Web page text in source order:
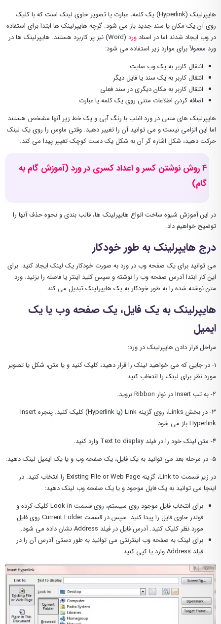
هایپرلینک (Hyperlink) یک کلمه، عبارت یا تصویر حاوی لینک است که با کلیک
روی آن یک مکان یا سند جدید باز می شود. گرچه هایپرلینک ها ابتدا برای استفاده
در وب ایجاد شدند اما در اسنادورد
(Word) نیز پر کاربرد هستند. هایپرلینک ها در
ورد معمولاً برای موارد زیر استفاده می شود:
انتقال کاربر به یک وب سایت
انتقال کاربر به یک سند یا فایل دیگر
انتقال کاربر به مکان دیگری در سند فعلی
اضافه کردن اطلاعات متنی روی یک کلمه یا عبارت
هایپرلینک های متنی در ورد اغلب با رنگ آبی و یک خط زیر آنها مشخص هستند
اما این الزامی نیست و می توانید آن را تغییر دهید. وقتی ماوس را روی یک لینک
حرکت دهید، شکل اشاره گر آن به شکل یک دست کوچک تغییر پیدا می کند.
۴ روش نوشتن کسر و اعداد کسری در ورد (آموزش گام به
گام)
در این آموزش شیوه ساخت انواع هایپرلینک ها، قالب بندی و نحوه حذف آنها را
توضیح خواهیم داد.
درج هایپرلینک به طور خودکار
می توانید برای یک صفحه وب در ورد به صورت خودکار یک لینک ایجاد کنید. برای
این کار ابتدا آدرس صفحه وب را نوشته و سپس کلید اینتر یا فاصله را بزنید. ورد
متن نوشته شده را به طور خودکار به یک هایپرلینک تبدیل می کند.
هایپرلینک به یک فایل، یک صفحه وب یا یک
ایمیل
مراحل قرار دادن هایپرلینک در ورد:
۱- در جایی که می خواهید لینک را قرار دهید، کلیک کنید و یا متن، شکل یا تصویر
مورد نظر برای لینک را انتخاب کنید.
۲- به تب Insert در نوار Ribbon بروید.
۳- در بخش Links، روی گزینه Link (یا Hyperlink) کلیک کنید. پنجره Insert
Hyperlink باز می شود.
۴- متن لینک خود را در فیلد Text to display وارد کنید.
۵- در مرحله بعد می توانید به یک فایل، یک صفحه وب و یا یک ایمیل لینک دهید:
در زیر قسمت Link to، گزینه Existing File or Web Page را انتخاب کنید. در
اینجا می توانید به یک فایل موجود و یا یک صفحه وب لینک دهید:
برای انتخاب فایل موجود روی سیستم، روی قسمت Look in کلیک کرده و
فولدر حاوی فایل را پیدا کنید. سپس در قسمت Current Folder روی فایل
مورد نظر کلیک کنید. آدرس فایل در فیلد Address نشان داده می شود.
برای لینک به صفحه وب اینترنتی می توانید به طور دستی آدرس آن را در
فیلد Address وارد یا کپی کنید.